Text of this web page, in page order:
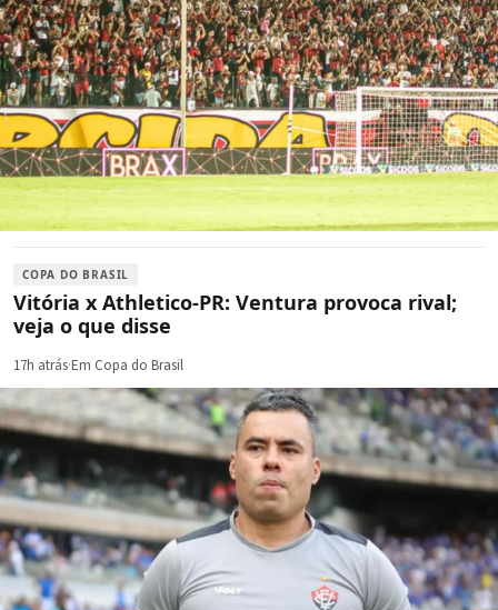
COPA DO BRASIL
Vitória x Athletico-PR: Ventura provoca rival;
veja o que disse
17h atrás·Em Copa do Brasil